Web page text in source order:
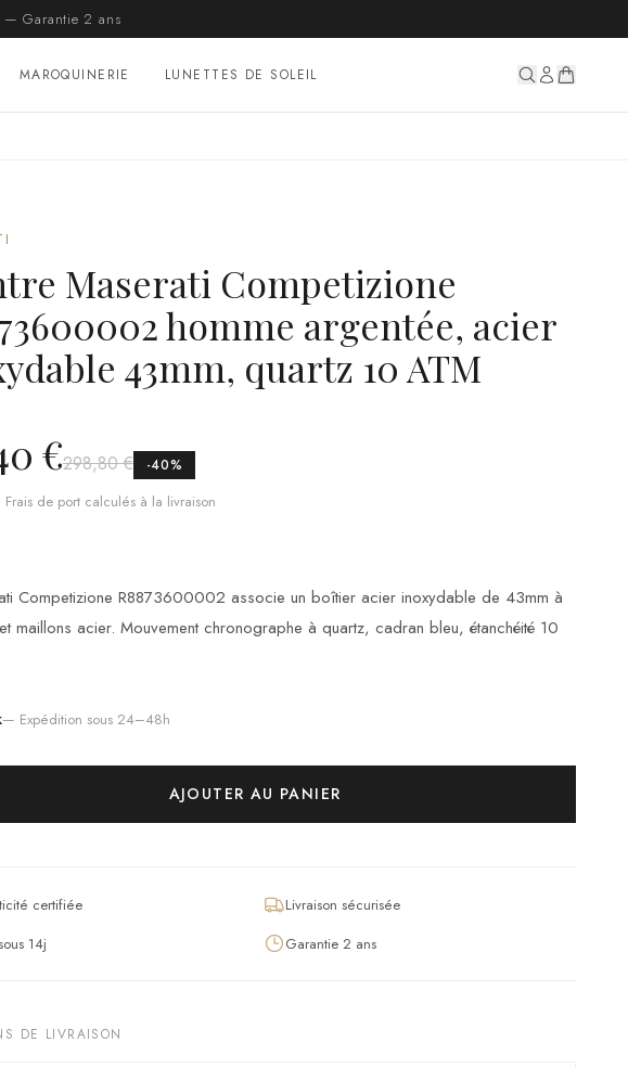
— Garantie 2 ans
MAROQUINERIE LUNETTES DE SOLEIL
Maserati Competizione
homme argentée, acier
43mm, quartz 10 ATM
€298,80 € -40%
de port calculés à la livraison
Competizione R8873600002 associe un boîtier acier inoxydable de 43mm à
maillons acier. Mouvement chronographe à quartz, cadran bleu, étanchéité 10
— Expédition sous 24–48h
AJOUTER AU PANIER
certifiée
Livraison sécurisée
14j
Garantie 2 ans
DE LIVRAISON